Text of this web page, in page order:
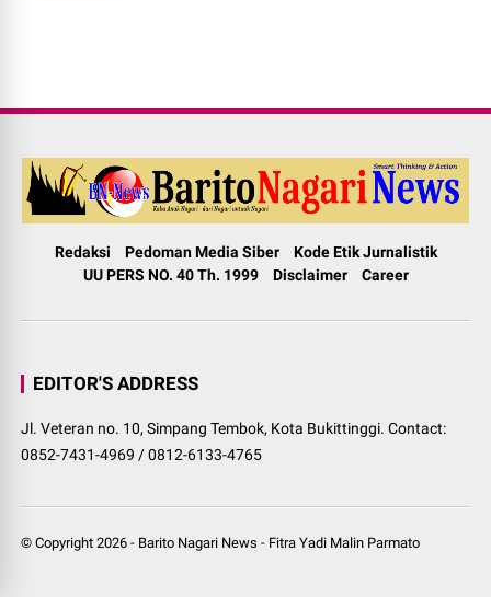
Redaksi Pedoman Media Siber
Kode Etik Jurnalistik
UU PERS NO. 40 Th. 1999
Disclaimer Career
EDITOR'S ADDRESS
Jl. Veteran no. 10, Simpang Tembok, Kota Bukittinggi. Contact:
0852-7431-4969 / 0812-6133-4765
© Copyright2026 - Barito Nagari News - Fitra Yadi Malin Parmato